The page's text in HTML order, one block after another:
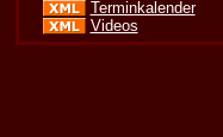
Terminkalender
Videos